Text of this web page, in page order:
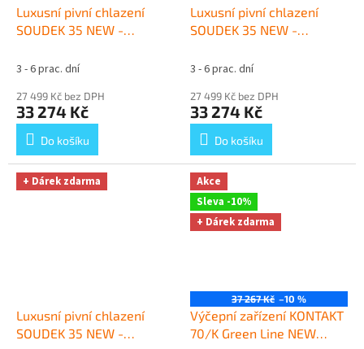
Luxusní pivní chlazení
SOUDEK 35 NEW -
CO2 KOMBI
3 - 6 prac. dní
27 499 Kč bez DPH
33 274 Kč
Do košíku
Luxusní pivní chlazení
SOUDEK 35 NEW -
N2 KOMBI+ Dárek zdarma
3 - 6 prac. dní
27 499 Kč bez DPH
33 274 Kč
Do košíku
+ Dárek zdarma
Luxusní pivní chlazení
SOUDEK 35 NEW -
Akce
Sleva -10%
+ Dárek zdarma
37 267 Kč –10 %
Výčepní zařízení KONTAKT
70/K Green Line NEW